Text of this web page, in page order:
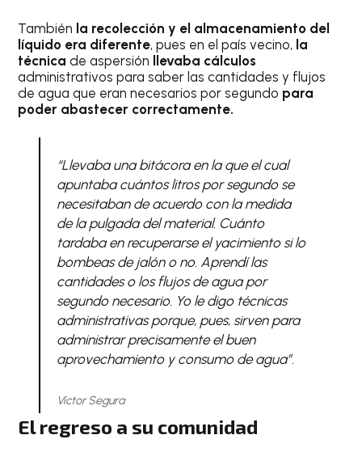
También la recolección y el almacenamiento del
líquido era diferente, pues en el país vecino, la
técnica de aspersión llevaba cálculos
administrativos para saber las cantidades y flujos
de agua que eran necesarios por segundo para
poder abastecer correctamente.
“Llevaba una bitácora en la que el cual
apuntaba cuántos litros por segundo se
necesitaban de acuerdo con la medida
de la pulgada del material. Cuánto
tardaba en recuperarse el yacimiento si lo
bombeas de jalón o no. Aprendí las
cantidades o los flujos de agua por
segundo necesario. Yo le digo técnicas
administrativas porque, pues, sirven para
administrar precisamente el buen
aprovechamiento y consumo de agua”.
Víctor Segura
El regreso a su comunidad